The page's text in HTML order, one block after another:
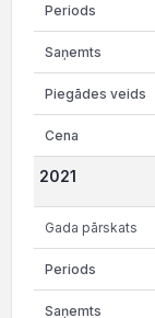
2021
Gada pārskats